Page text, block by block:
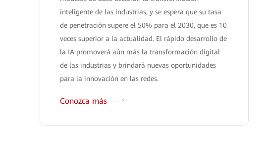
inteligente de las industrias, y se espera que su tasa
de penetración supere el 50% para el 2030, que es 10
veces superior a la actualidad. El rápido desarrollo de
la IA promoverá aún más la transformación digital
de las industrias y brindará nuevas oportunidades
para la innovación en las redes.
Conozca más